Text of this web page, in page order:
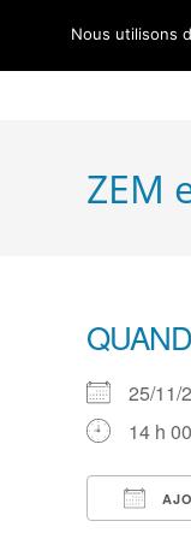
content
ZEM
QUAND
25/11/
14 h
Nous utilisons